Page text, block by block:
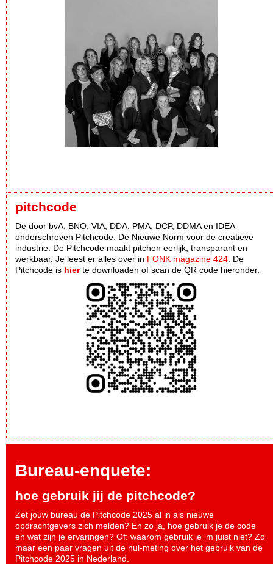
pitchcode
De door bvA, BNO, VIA, DDA, PMA, DCP, DDMA en IDEA
onderschreven Pitchcode. Dè Nieuwe Norm voor de creatieve
industrie. De Pitchcode maakt pitchen eerlijk, transparant en
werkbaar. Je leest er alles over in FONK magazine 424 . De
Pitchcode is hierte downloaden of scan de QR code hieronder.
Bureau-enquete:
hoe gebruik jij de pitchcode?
Zet jouw bureau de Pitchcode 2025 al in als nieuwe
opdrachtgevers zich melden? En zo ja, hoe gebruik je de code
en wat zijn je ervaringen? Of: waarom gebruik je ‘m juist niet? Zo
maar een paar vragen uit de nul-meting over het gebruik van de
Pitchcode 2025 in Nederland.